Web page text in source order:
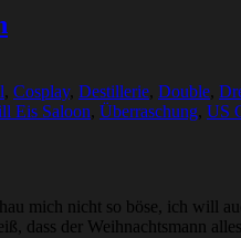
, Cosplay, Destillerie, Double,
Eis Saloon, Überraschung, US
mich nicht so böse, ich will
dass der Weihnachtsmann